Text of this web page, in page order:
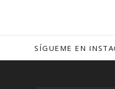
SÍGUEME EN